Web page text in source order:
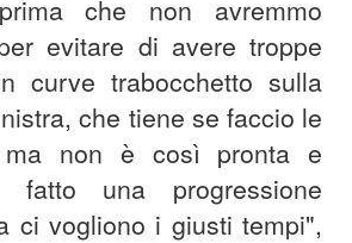
che non avremmo
evitare di avere troppe
curve trabocchetto sulla
che tiene se faccio le
ma non è così pronta e
fatto una progressione
ci vogliono i giusti tempi",